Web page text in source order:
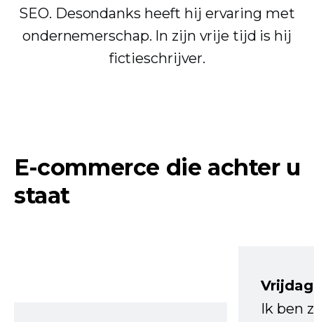
SEO. Desondanks heeft hij ervaring met
ondernemerschap. In zijn vrije tijd is hij
fictieschrijver.
E-commerce die achter u
staat
Ik ben